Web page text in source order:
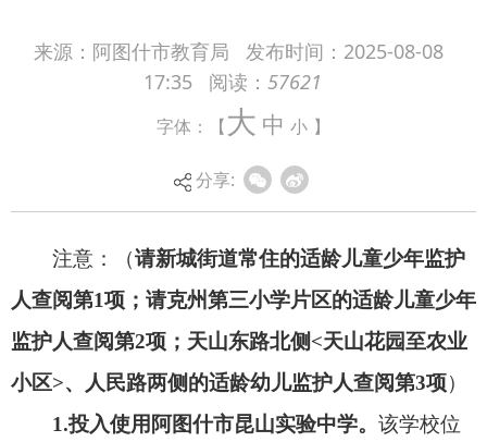
来源：阿图什市教育局 发布时间： 2025-08-08
17:35
阅读： 57621
字体：【大 中 小 】
分享:
请新城街道常住的适龄儿童少年监护
人查阅第1项；请克州第三小学片区的适龄儿童少年
小区>、人民路两侧的适龄幼儿监护人查阅第3项
于在新城街道阿扎克路（市医院西侧），东侧为规
划路，北侧为创八路及住宅区，定为“克州第二中学
教育集团成员校”，2025年招收初中一年级和小学一
图什市儿童福利院内办学。
2.投入使用阿图什市昆山育德学校。该学校位